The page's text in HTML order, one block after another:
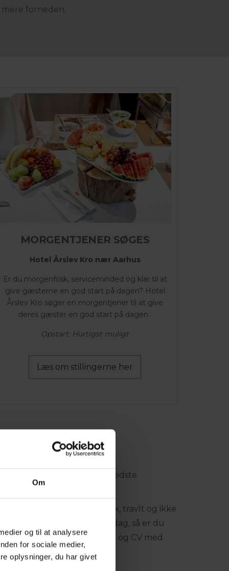
Om
og til at analysere
for sociale medier,
oplysninger, du har givet
forneden.
MORGENTJENER SØGES
Hotel Årslev Kro nær Aarhus
Er du morgenfrisk, serviceminded og klar til at
give gæsterne en god start på dagen? Hotel
Årslev Kro søger en morgentjener til at give
deres gæster en god start på dagen.
Opstart: Hurtigst muligt
Læs om stillingerne her
vi altid efter at have det bedste
at arbejde i et gastronomisk, travlt og ikke
nye udfordringer hver dag, så er du
en uopfordret ansøgning og CV med